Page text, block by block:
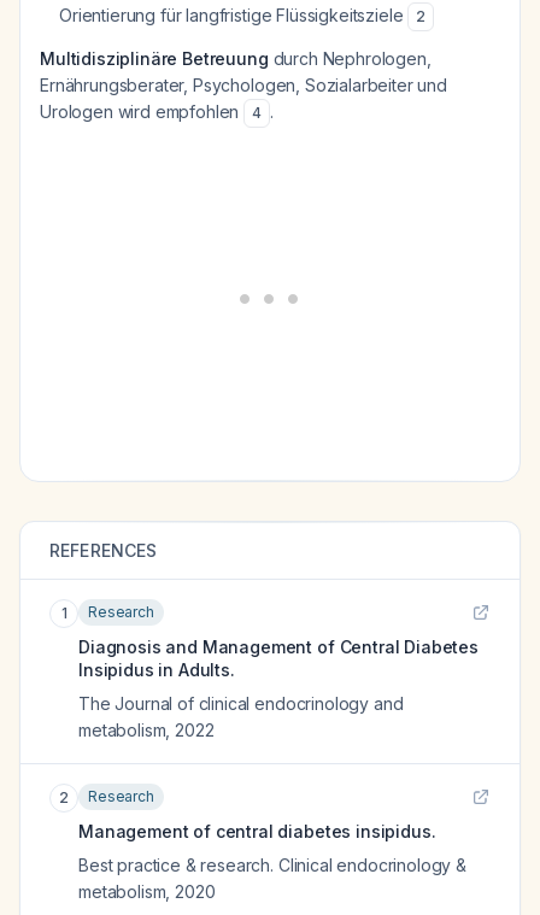
Orientierung für langfristige Flüssigkeitsziele
2
Multidisziplinäre Betreuung durch Nephrologen,
Ernährungsberater, Psychologen, Sozialarbeiter und
Urologen wird empfohlen
4 .
REFERENCES
1 Research
Diagnosis and Management of Central Diabetes
Insipidus in Adults.
The Journal of clinical endocrinology and
metabolism 2022
2 Research
Management of central diabetes insipidus.
Best practice & research. Clinical endocrinology &
metabolism 2020